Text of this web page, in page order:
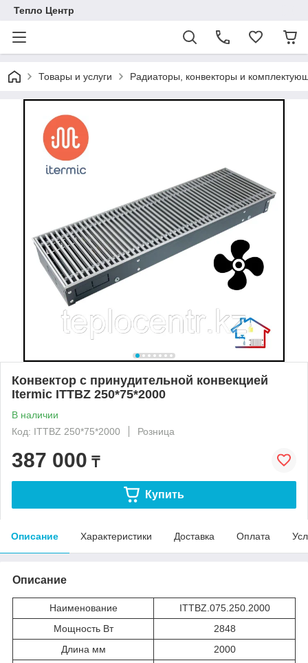
Тепло Центр
Товары и услуги Радиаторы, конвекторы и
Конвектор с принудительной конвекцией
Itermic ITTBZ 250*75*2000
В наличии
Код: ITTBZ 250*75*2000
Розница
387 000 ₸
Купить
Описание Характеристики Доставка Оплата
Описание
Наименование
ITTBZ.075.250.2000
Мощность Вт
2848
Длина мм
2000